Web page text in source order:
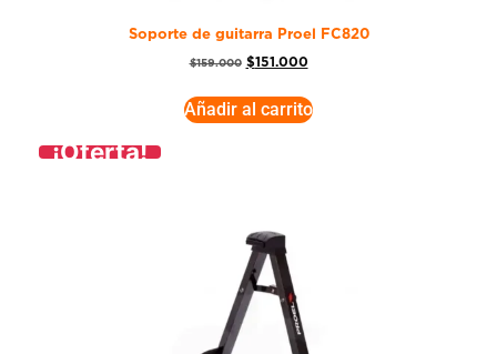
Soporte de guitarra Proel FC820
$159.000 $151.000
Añadir al carrito
¡Oferta!